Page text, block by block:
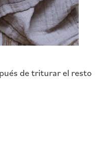
de triturar el resto